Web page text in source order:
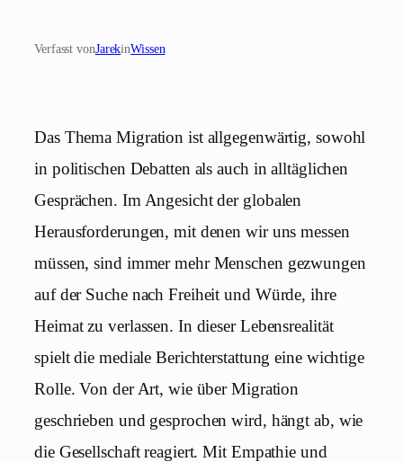
Verfasst vonJarekinWissen
Das Thema Migration ist allgegenwärtig, sowohl
in politischen Debatten als auch in alltäglichen
Gesprächen. Im Angesicht der globalen
Herausforderungen, mit denen wir uns messen
müssen, sind immer mehr Menschen gezwungen
auf der Suche nach Freiheit und Würde, ihre
Heimat zu verlassen. In dieser Lebensrealität
spielt die mediale Berichterstattung eine wichtige
Rolle. Von der Art, wie über Migration
geschrieben und gesprochen wird, hängt ab, wie
die Gesellschaft reagiert. Mit Empathie und